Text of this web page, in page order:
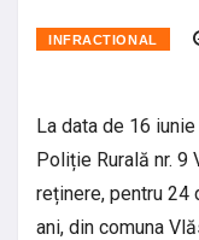
INFRACTIONAL
La data de 16
Poliție Rurală nr.
reținere, pentru 24
ani, din comuna